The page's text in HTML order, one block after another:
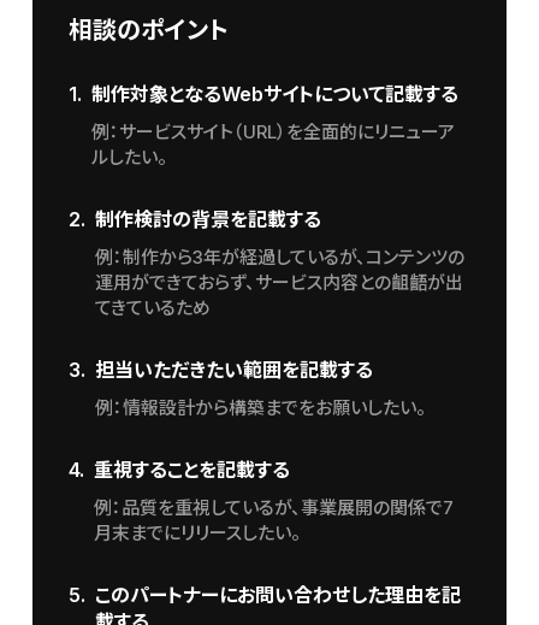
相談のポイント
1. 制作対象となるWebサイトについて記載する
例：サービスサイト（URL）を全面的にリニューア
ルしたい。
2. 制作検討の背景を記載する
例：制作から3年が経過しているが、コンテンツの
運用ができておらず、サービス内容との齟齬が出
てきているため
3. 担当いただきたい範囲を記載する
例：情報設計から構築までをお願いしたい。
4. 重視することを記載する
例：品質を重視しているが、事業展開の関係で7
月末までにリリースしたい。
5. このパートナーにお問い合わせした理由を記